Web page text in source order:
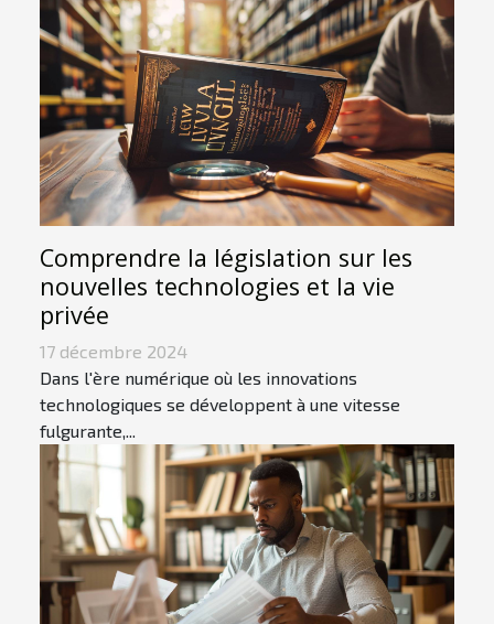
Comprendre la législation sur les
nouvelles technologies et la vie
privée
17 décembre 2024
Dans l'ère numérique où les innovations
technologiques se développent à une vitesse
fulgurante,...